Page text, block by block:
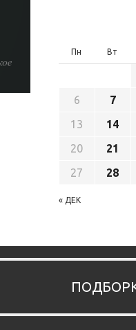
Пн Вт
« ДЕК
6
7
13
14
20
21
27
28